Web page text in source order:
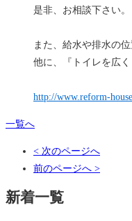
是非、お相談下さい。
また、給水や排水の
他に、『トイレを広
http://www.reform-
一覧へ
< 次のページへ
前のページへ >
新着一覧